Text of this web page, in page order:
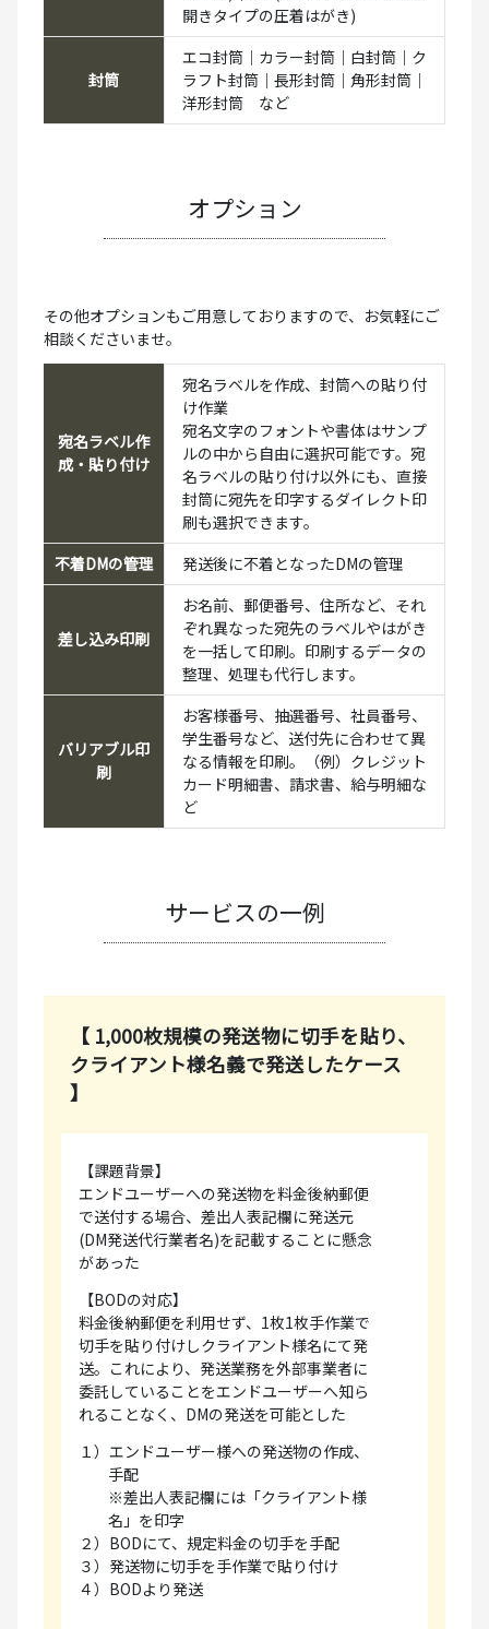
開きタイプの圧着はがき)
封筒
エコ封筒｜カラー封筒｜白封筒｜ク
ラフト封筒｜長形封筒｜角形封筒｜
洋形封筒 など
オプション
その他オプションもご用意しておりますので、お気軽にご
相談くださいませ。
宛名ラベル作
成・貼り付け
宛名ラベルを作成、封筒への貼り付
け作業
宛名文字のフォントや書体はサンプ
ルの中から自由に選択可能です。宛
名ラベルの貼り付け以外にも、直接
封筒に宛先を印字するダイレクト印
刷も選択できます。
不着DMの管理
発送後に不着となったDMの管理
差し込み印刷
お名前、郵便番号、住所など、それ
ぞれ異なった宛先のラベルやはがき
を一括して印刷。印刷するデータの
整理、処理も代行します。
バリアブル印
刷
お客様番号、抽選番号、社員番号、
学生番号など、送付先に合わせて異
なる情報を印刷。（例）クレジット
カード明細書、請求書、給与明細な
ど
サービスの一例
【 1,000枚規模の発送物に切手を貼り、
クライアント様名義で発送したケース
】
【課題背景】
エンドユーザーへの発送物を料金後納郵便
で送付する場合、差出人表記欄に発送元
(DM発送代行業者名)を記載することに懸念
があった
【BODの対応】
料金後納郵便を利用せず、1枚1枚手作業で
切手を貼り付けしクライアント様名にて発
送。これにより、発送業務を外部事業者に
委託していることをエンドユーザーへ知ら
れることなく、DMの発送を可能とした
１）エンドユーザー様への発送物の作成、
手配
※差出人表記欄には「クライアント様
名」を印字
２）BODにて、規定料金の切手を手配
３）発送物に切手を手作業で貼り付け
４）BODより発送